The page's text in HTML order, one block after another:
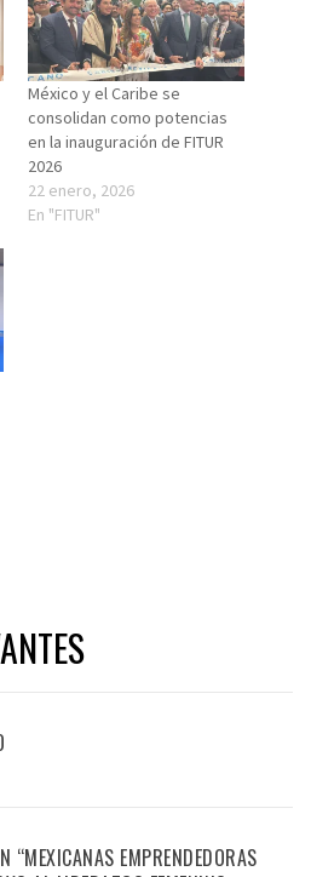
México y el Caribe se
consolidan como potencias
en la inauguración de FITUR
2026
22 enero, 2026
En "FITUR"
“MEXICANAS EMPRENDEDORAS